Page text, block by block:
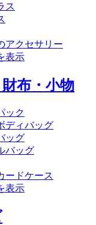
ス
アクセサリー
表示
布・小物
ック
ディバッグ
ッグ
バッグ
ードケース
表示